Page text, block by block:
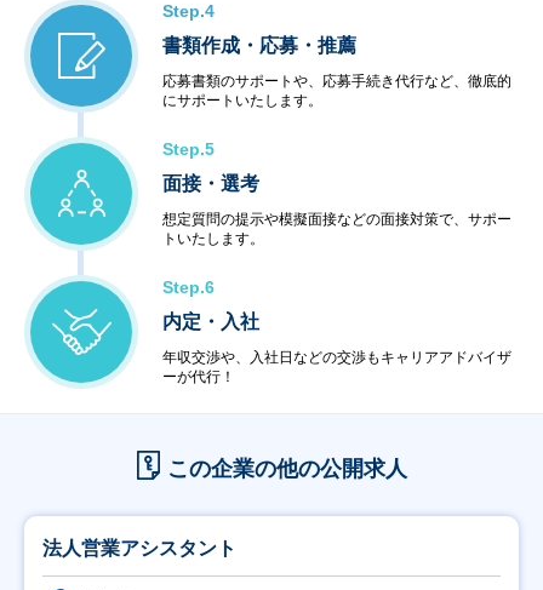
Step.4
書類作成・応募・推薦
応募書類のサポートや、応募手続き代行など、徹底的
にサポートいたします。
Step.5
面接・選考
想定質問の提示や模擬面接などの面接対策で、サポー
トいたします。
Step.6
内定・入社
年収交渉や、入社日などの交渉もキャリアアドバイザ
ーが代行！
この企業の他の公開求人
法人営業アシスタント